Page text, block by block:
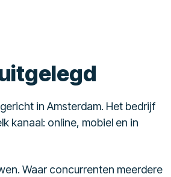
in Amsterdam. Het bedrijf
kanaal: online, mobiel en in
Waar concurrenten meerdere